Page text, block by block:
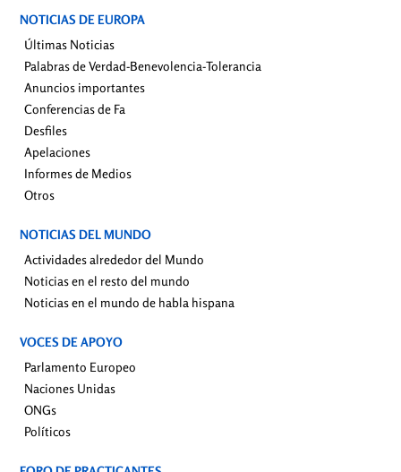
NOTICIAS DE EUROPA
Últimas Noticias
Palabras de Verdad-Benevolencia-Tolerancia
Anuncios importantes
Conferencias de Fa
Desfiles
Apelaciones
Informes de Medios
Otros
NOTICIAS DEL MUNDO
Actividades alrededor del Mundo
Noticias en el resto del mundo
Noticias en el mundo de habla hispana
VOCES DE APOYO
Parlamento Europeo
Naciones Unidas
ONGs
Políticos